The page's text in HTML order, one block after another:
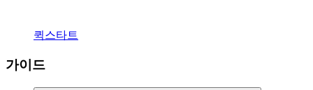
퀵스타트
가이드